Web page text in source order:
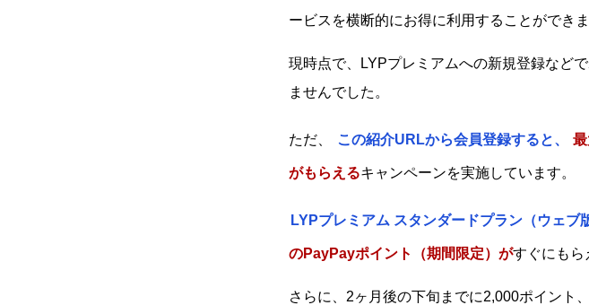
ービスを横断的にお得に利用することができま
現時点で、LYPプレミアムへの新規登録など
ませんでした。
ただ、 この紹介URLから会員登録すると、
がもらえるキャンペーンを実施しています。
LYPプレミアム スタンダードプラン（ウェブ
のPayPayポイント（期間限定）がすぐにもら
さらに、2ヶ月後の下旬までに2,000ポイント